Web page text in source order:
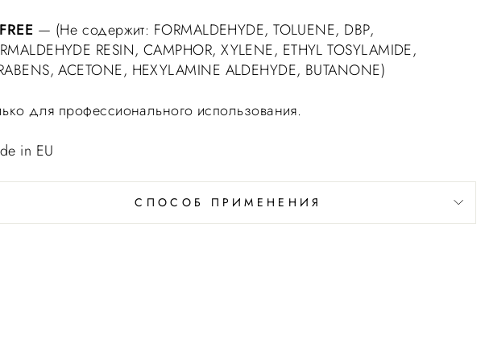
— (Не содержит: FORMALDEHYDE, TOLUENE, DBP,
RESIN, CAMPHOR, XYLENE, ETHYL TOSYLAMIDE,
ACETONE, HEXYLAMINE ALDEHYDE, BUTANONE)
для профессионального использования.
in EU
СПОСОБ ПРИМЕНЕНИЯ